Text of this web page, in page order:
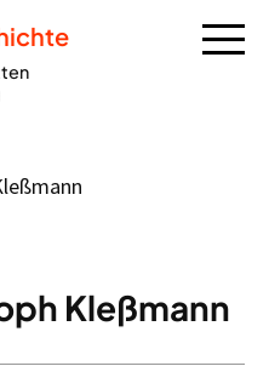
Kleßmann